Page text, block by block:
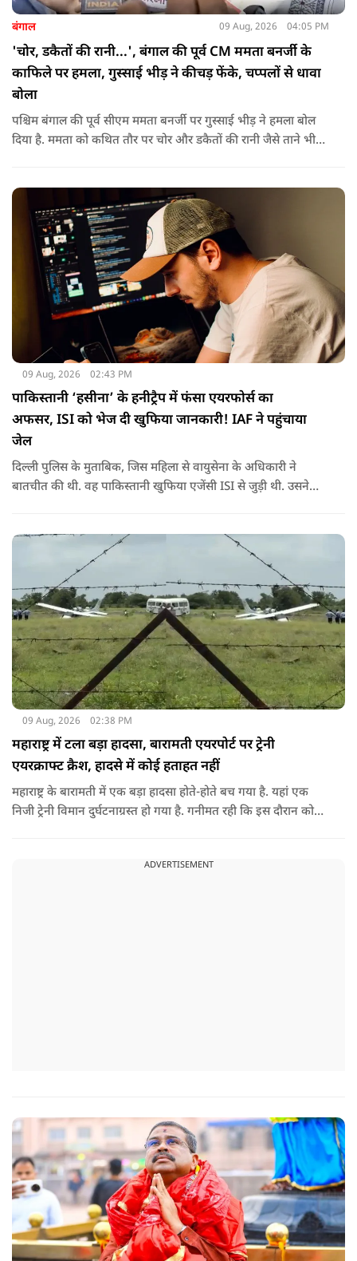
बंगाल 09 Aug, 2026 04:05 PM
'चोर, डकैतों की रानी...', बंगाल की पूर्व CM ममता बनर्जी के
काफिले पर हमला, गुस्साई भीड़ ने कीचड़ फेंके, चप्पलों से धावा
बोला
पश्चिम बंगाल की पूर्व सीएम ममता बनर्जी पर गुस्साई भीड़ ने हमला बोल
दिया है. ममता को कथित तौर पर चोर और डकैतों की रानी जैसे ताने भी
09 Aug, 2026 02:43 PM
पाकिस्तानी ‘हसीना’ के हनीट्रैप में फंसा एयरफोर्स का
अफसर, ISI को भेज दी खुफिया जानकारी! IAF ने पहुंचाया
जेल
दिल्ली पुलिस के मुताबिक, जिस महिला से वायुसेना के अधिकारी ने
बातचीत की थी. वह पाकिस्तानी खुफिया एजेंसी ISI से जुड़ी थी. उसने
09 Aug, 2026 02:38 PM
महाराष्ट्र में टला बड़ा हादसा, बारामती एयरपोर्ट पर ट्रेनी
एयरक्राफ्ट क्रैश, हादसे में कोई हताहत नहीं
महाराष्ट्र के बारामती में एक बड़ा हादसा होते-होते बच गया है. यहां एक
निजी ट्रेनी विमान दुर्घटनाग्रस्त हो गया है. गनीमत रही कि इस दौरान कोई
ADVERTISEMENT